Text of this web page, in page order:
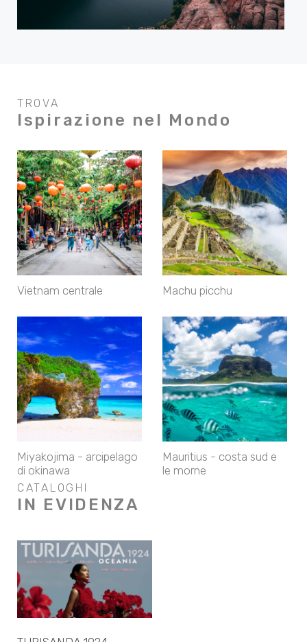
TROVA
Ispirazione nel Mondo
Vietnam centrale
Miyakojima - arcipelago
di okinawa
Machu picchu
Mauritius - costa sud e
le morne
CATALOGHI
IN EVIDENZA